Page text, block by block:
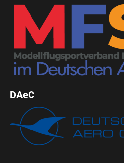
DAeC